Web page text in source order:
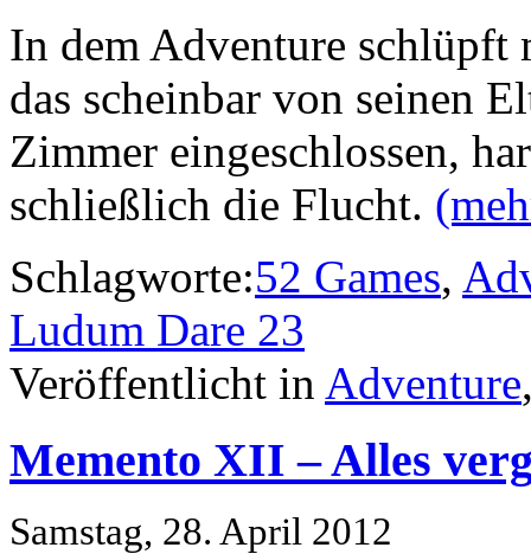
In dem Adventure schlüpft
das scheinbar von seinen
Zimmer eingeschlossen,
schließlich die Flucht.
Schlagworte:52 Games,
Ludum Dare 23
Veröffentlicht in Adventure
Memento XII – Alles
Samstag, 28. April 2012